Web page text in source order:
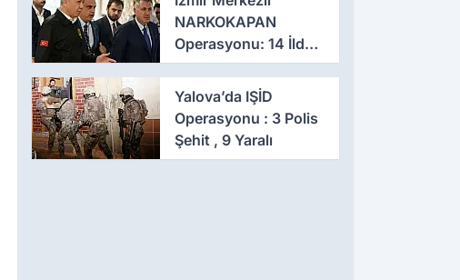
NARKOKAPAN
Operasyonu: 14 İlde
Eş Zamanlı Baskın,
641 Gözaltı
Yalova’da IŞİD
Operasyonu : 3 Polis
Şehit , 9 Yaralı